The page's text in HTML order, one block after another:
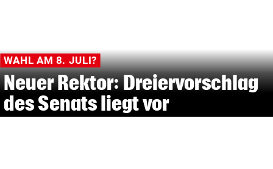
WAHL AM 8. JULI?
Neuer Rektor: Dreiervorschlag
des Senats liegt vor